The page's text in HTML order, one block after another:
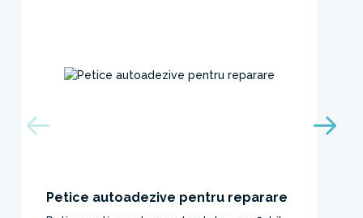
Petice autoadezive pentru reparare